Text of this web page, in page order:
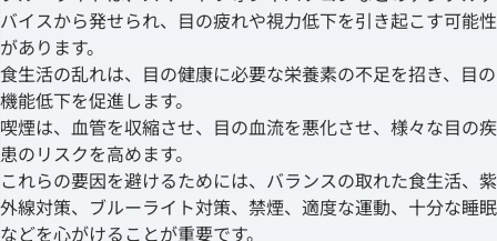
バイスから発せられ、目の疲れや視力低下を引き起こす可能性
があります。
食生活の乱れは、目の健康に必要な栄養素の不足を招き、目の
機能低下を促進します。
喫煙は、血管を収縮させ、目の血流を悪化させ、様々な目の疾
患のリスクを高めます。
これらの要因を避けるためには、バランスの取れた食生活、紫
外線対策、ブルーライト対策、禁煙、適度な運動、十分な睡眠
などを心がけることが重要です。